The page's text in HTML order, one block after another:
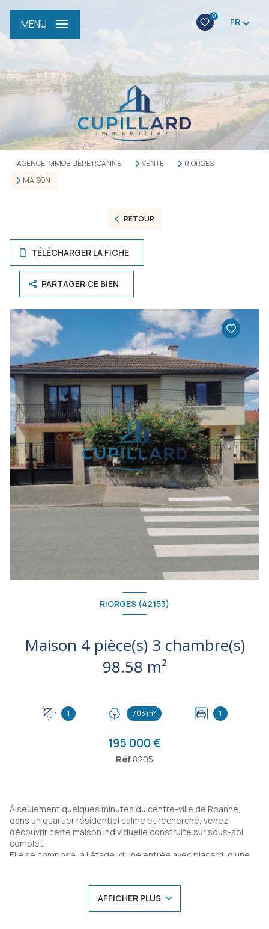
0
FR
MENU
AGENCE IMMOBILIÈRE ROANNE VENTE
RIORGES
MAISON
RETOUR
TÉLÉCHARGER LA FICHE
PARTAGER CE BIEN
RIORGES (42153)
Maison 4 pièce(s) 3 chambre(s)
98.58 m²
1 703 m² 1
195 000 €
Réf 8205
À seulement quelques minutes du centre-ville de Roanne,
dans un quartier résidentiel calme et recherché, venez
découvrir cette maison individuelle construite sur sous-sol
complet.
Elle se compose, à l'étage, d'une entrée avec placard, d'une
d'eau et d'un WC séparé.
Le sous-sol comprend un grand garage, une buanderie ainsi
qu'une cave, offrant de nombreux espaces de stockage et de
AFFICHER PLUS